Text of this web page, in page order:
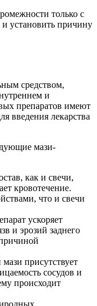
только с
установить причину
средством,
и
препаратов имеют
введения лекарства
мази-
как и свечи,
кровотечение.
что и свечи
ускоряет
и эрозий заднего
мази присутствует
сосудов и
происходит